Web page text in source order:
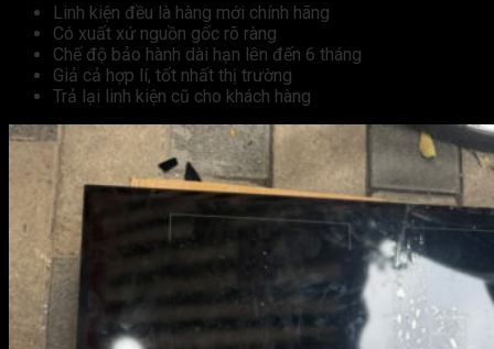
Linh kiện đều là hàng mới chính hãng
Có xuất xứ nguồn gốc rõ ràng
Chế độ bảo hành dài hạn lên đến 6 tháng
Giả cả hợp lí, tốt nhất thị trường
Trả lại linh kiện cũ cho khách hàng